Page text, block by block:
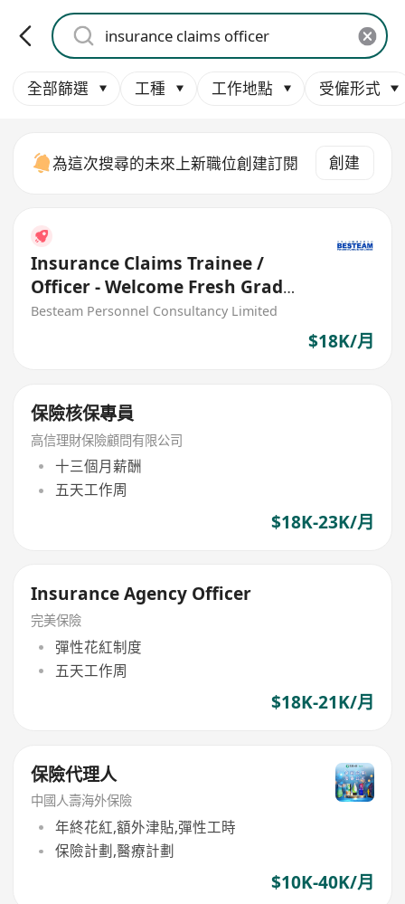
全部篩選 工種 工作地點 受僱形式
為這次搜尋的未來上新職位創建訂閱 創建
Insurance Claims Trainee /
Officer - Welcome Fresh Grad
(18K)
Besteam Personnel Consultancy Limited
$18K/月
保險核保專員
高信理財保險顧問有限公司
十三個月薪酬
五天工作周
$18K-23K/月
Insurance Agency Officer
完美保險
彈性花紅制度
五天工作周
$18K-21K/月
保險代理人
中國人壽海外保險
年終花紅,額外津貼,彈性工時
保險計劃,醫療計劃
$10K-40K/月